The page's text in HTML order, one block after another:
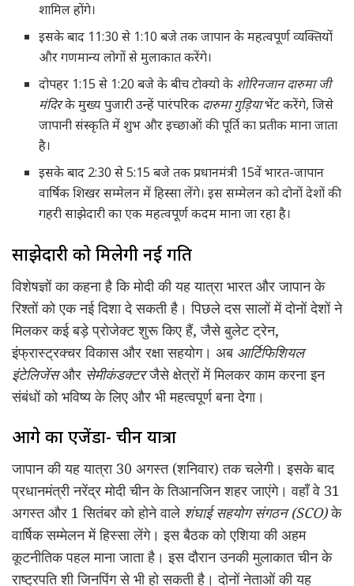
शामिल होंगे।
इसके बाद 11:30 से 1:10 बजे तक जापान के महत्वपूर्ण व्यक्तियों
और गणमान्य लोगों से मुलाकात करेंगे।
दोपहर 1:15 से 1:20 बजे के बीच टोक्यो के शोरिनजान दारुमा जी
मंदिरके मुख्य पुजारी उन्हें पारंपरिक दारुमा गुड़ियाभेंट करेंगे, जिसे
जापानी संस्कृति में शुभ और इच्छाओं की पूर्ति का प्रतीक माना जाता
है।
इसके बाद 2:30 से 5:15 बजे तक प्रधानमंत्री 15वें भारत-जापान
वार्षिक शिखर सम्मेलन में हिस्सा लेंगे। इस सम्मेलन को दोनों देशों की
गहरी साझेदारी का एक महत्वपूर्ण कदम माना जा रहा है।
साझेदारी को मिलेगी नई गति
विशेषज्ञों का कहना है कि मोदी की यह यात्रा भारत और जापान के
रिश्तों को एक नई दिशा दे सकती है। पिछले दस सालों में दोनों देशों ने
मिलकर कई बड़े प्रोजेक्ट शुरू किए हैं, जैसे बुलेट ट्रेन,
इंफ्रास्ट्रक्चर विकास और रक्षा सहयोग। अब आर्टिफिशियल
इंटेलिजेंसऔर सेमीकंडक्टरजैसे क्षेत्रों में मिलकर काम करना इन
संबंधों को भविष्य के लिए और भी महत्वपूर्ण बना देगा।
आगे का एजेंडा- चीन यात्रा
जापान की यह यात्रा 30 अगस्त (शनिवार) तक चलेगी। इसके बाद
प्रधानमंत्री नरेंद्र मोदी चीन के तिआनजिन शहर जाएंगे। वहाँ वे 31
अगस्त और 1 सितंबर को होने वाले शंघाई सहयोग संगठन (SCO)के
वार्षिक सम्मेलन में हिस्सा लेंगे। इस बैठक को एशिया की अहम
कूटनीतिक पहल माना जाता है। इस दौरान उनकी मुलाकात चीन के
राष्ट्रपति शी जिनपिंग से भी हो सकती है। दोनों नेताओं की यह